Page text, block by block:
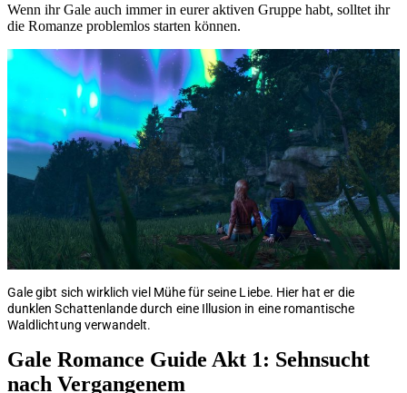
Wenn ihr Gale auch immer in eurer aktiven Gruppe habt, solltet ihr
die Romanze problemlos starten können.
Gale gibt sich wirklich viel Mühe für seine Liebe. Hier hat er die
dunklen Schattenlande durch eine Illusion in eine romantische
Waldlichtung verwandelt.
Gale Romance Guide Akt 1: Sehnsucht
nach Vergangenem